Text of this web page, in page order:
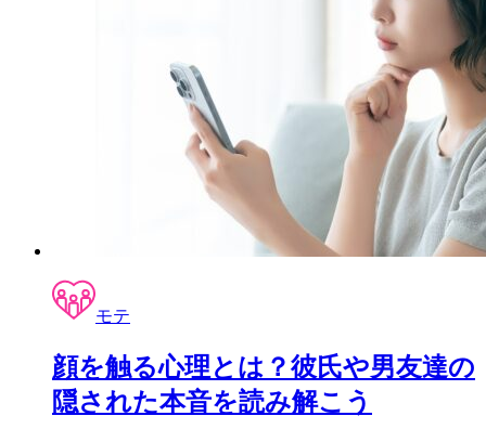
モテ
顔を触る心理とは？彼氏や男友達の
隠された本音を読み解こう